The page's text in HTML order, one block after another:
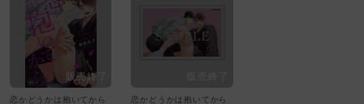
恋かどうかは抱いてから 恋かどうかは抱いてから